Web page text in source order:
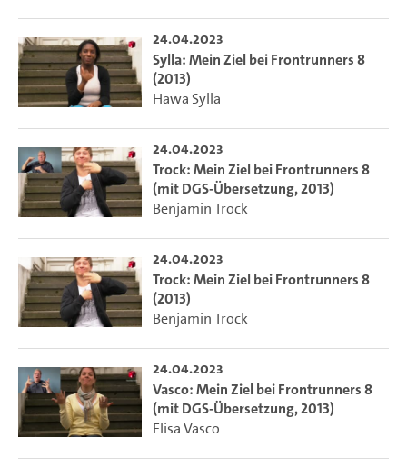
24.04.2023
Sylla: Mein Ziel bei Frontrunners 8
(2013)
Hawa Sylla
24.04.2023
Trock: Mein Ziel bei Frontrunners 8
(mit DGS-Übersetzung, 2013)
Benjamin Trock
24.04.2023
Trock: Mein Ziel bei Frontrunners 8
(2013)
Benjamin Trock
24.04.2023
Vasco: Mein Ziel bei Frontrunners 8
(mit DGS-Übersetzung, 2013)
Elisa Vasco